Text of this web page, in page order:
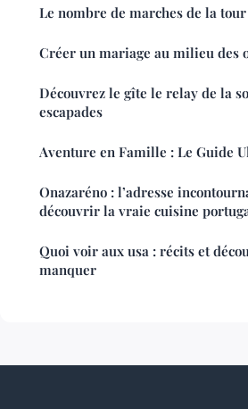
Le nombre de marches de la
Créer un mariage au milieu des
Découvrez le gîte le relay de la
escapades
Aventure en Famille : Le Guide
Onazaréno : l’adresse
découvrir la vraie cuisine
Quoi voir aux usa : récits et
manquer